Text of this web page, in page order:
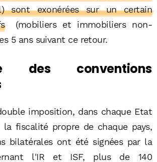
sont exonérées sur un certain
(mobiliers et immobiliers non-
5 ans suivant ce retour.
des conventions
imposition, dans chaque Etat
fiscalité propre de chaque pays,
bilatérales ont été signées par la
l'IR et ISF, plus de 140